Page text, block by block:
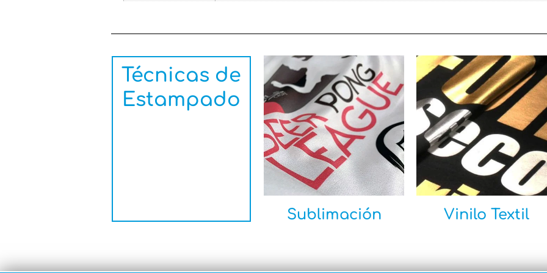
Técnicas de
Estampado
Sublimación Vinilo Textil